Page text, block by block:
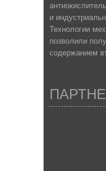
и
Технологии
позволили
содержанием